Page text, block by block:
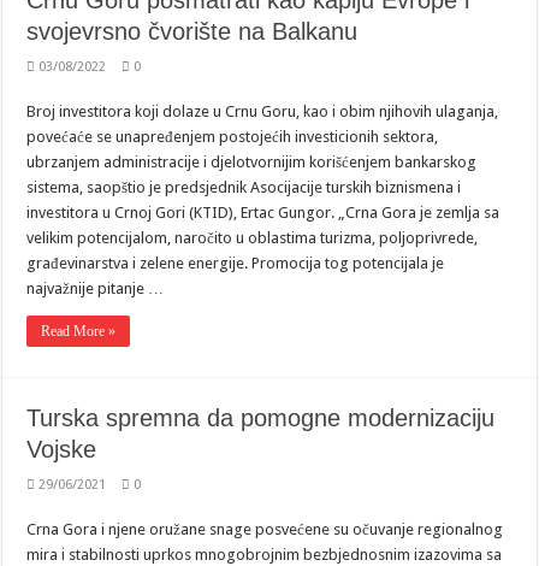
svojevrsno čvorište na Balkanu
03/08/2022 0
Broj investitora koji dolaze u Crnu Goru, kao i obim njihovih ulaganja,
povećaće se unapređenjem postojećih investicionih sektora,
ubrzanjem administracije i djelotvornijim korišćenjem bankarskog
sistema, saopštio je predsjednik Asocijacije turskih biznismena i
investitora u Crnoj Gori (KTID), Ertac Gungor. „Crna Gora je zemlja sa
velikim potencijalom, naročito u oblastima turizma, poljoprivrede,
građevinarstva i zelene energije. Promocija tog potencijala je
najvažnije pitanje …
Read More »
Turska spremna da pomogne modernizaciju
Vojske
29/06/2021 0
Crna Gora i njene oružane snage posvećene su očuvanje regionalnog
mira i stabilnosti uprkos mnogobrojnim bezbjednosnim izazovima sa